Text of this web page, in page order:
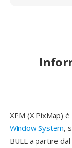
XPM (X PixMap)
Window System,
BULL a partire